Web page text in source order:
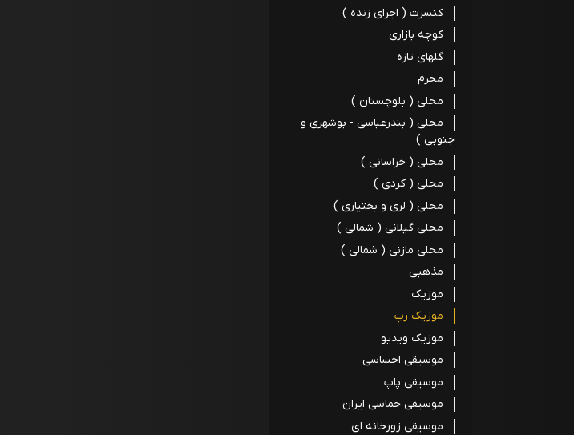
کنسرت ( اجرای زنده )
کوچه بازاری
گلهای تازه
محرم
محلی ( بلوچستان )
محلی ( بندرعباسی - بوشهری و
جنوبی )
محلی ( خراسانی )
محلی ( کردی )
محلی ( لری و بختیاری )
محلی گیلانی ( شمالی )
محلی مازنی ( شمالی )
مذهبی
موزیک
موزیک رپ
موزیک ویدیو
موسیقی احساسی
موسیقی پاپ
موسیقی حماسی ایران
موسیقی زورخانه ای